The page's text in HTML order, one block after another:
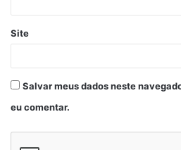
Site
Salvar meus dados neste
eu comentar.